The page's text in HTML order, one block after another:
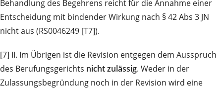
Behandlung des Begehrens reicht für die Annahme einer
Entscheidung mit bindender Wirkung nach § 42 Abs 3 JN
nicht aus (RS0046249 [T7]).
[7] II. Im Übrigen ist die Revision entgegen dem Ausspruch
des Berufungsgerichts nicht zulässig. Weder in der
Zulassungsbegründung noch in der Revision wird eine